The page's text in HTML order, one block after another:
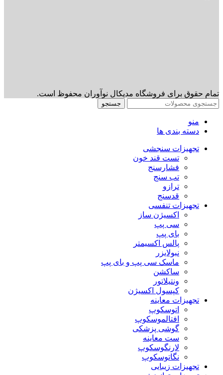
تمام حقوق برای فروشگاه مدیکال نوآوران محفوظ است.
جستجو
منو
دسته بندی ها
تجهیزات سنجشی
تست قند خون
فشارسنج
تب سنج
ترازو
قدسنج
تجهیزات تنفسی
اکسیژن ساز
سی پپ
بای پپ
پالس اکسیمتر
نبولایزر
ماسک سی پپ و بای پپ
ساکشن
ونتیلاتور
کپسول اکسیژن
تجهیزات معاینه
اتوسکوپ
افتالموسکوپ
گوشی پزشکی
ست معاینه
لارنگوسکوپ
نگاتوسکوپ
تجهیزات زیبایی